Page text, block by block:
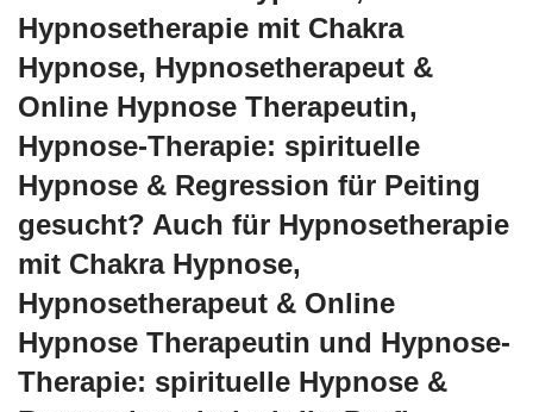
Hypnosetherapie mit Chakra
Hypnose, Hypnosetherapeut &
Online Hypnose Therapeutin,
Hypnose-Therapie: spirituelle
Hypnose & Regression für Peiting
gesucht? Auch für Hypnosetherapie
mit Chakra Hypnose,
Hypnosetherapeut & Online
Hypnose Therapeutin und Hypnose-
Therapie: spirituelle Hypnose &